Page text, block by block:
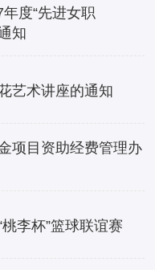
度“先进女职
知
艺术讲座的通知
项目资助经费管理办
李杯”篮球联谊赛